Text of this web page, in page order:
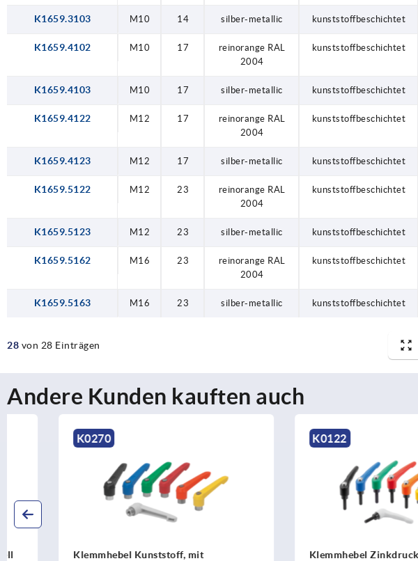
K1659.3103 M10 14 silber-metallic kunststoffbeschichtet
K1659.4102 M10 17
reinorange RAL
2004
kunststoffbeschichtet
K1659.4103 M10 17 silber-metallic kunststoffbeschichtet
K1659.4122 M12 17
reinorange RAL
2004
kunststoffbeschichtet
K1659.4123 M12 17 silber-metallic kunststoffbeschichtet
K1659.5122 M12 23
reinorange RAL
2004
kunststoffbeschichtet
K1659.5123 M12 23 silber-metallic kunststoffbeschichtet
K1659.5162 M16 23
reinorange RAL
2004
kunststoffbeschichtet
K1659.5163 M16 23 silber-metallic kunststoffbeschichtet
28 von 28 Einträgen
Andere Kunden kauften auch
Klemmhebel Kunststoff, mit Klemmhebel Zinkdruckguss mit